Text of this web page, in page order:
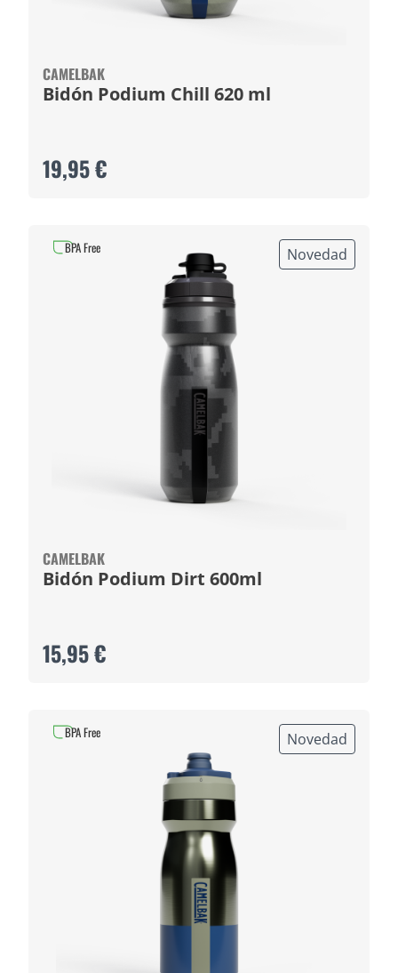
CAMELBAK
Bidón Podium Chill 620 ml
19,95 €
Novedad
CAMELBAK
Bidón Podium Dirt 600ml
15,95 €
BPA Free
Novedad
BPA Free